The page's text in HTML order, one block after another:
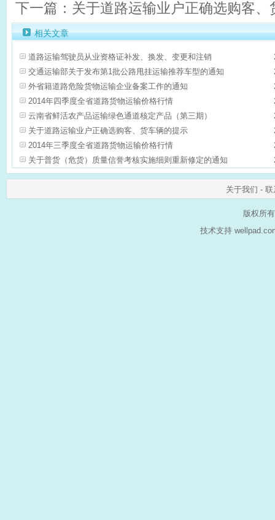
下一篇：关于道路运输业户正确选购客、
相关文章
道路运输驾驶员从业资格证补发、换发、变更和注销
交通运输部关于发布第1批公路甩挂运输推荐车型的通知
外省籍道路危险货物运输企业备案工作的通知
2014年四季度全省道路货物运输价格行情
云南省鲜活农产品运输绿色通道核定产品（第三期）
关于道路运输业户正确选购客、货车辆的提示
2014年三季度全省道路货物运输价格行情
关于普货（危货）质量信誉考核实施细则重新修定的通知
关于我们 - 联
版权所
技术支持